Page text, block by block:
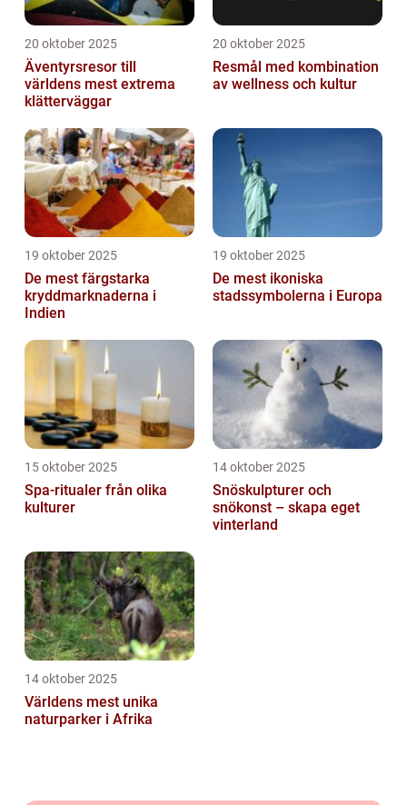
20 oktober 2025
Äventyrsresor till
världens mest extrema
klätterväggar
20 oktober 2025
Resmål med kombination
av wellness och kultur
19 oktober 2025
De mest färgstarka
kryddmarknaderna i
Indien
19 oktober 2025
De mest ikoniska
stadssymbolerna i Europa
15 oktober 2025
Spa-ritualer från olika
kulturer
14 oktober 2025
Snöskulpturer och
snökonst – skapa eget
vinterland
14 oktober 2025
Världens mest unika
naturparker i Afrika